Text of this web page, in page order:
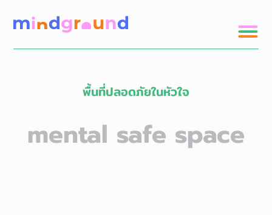
พื้นที่ปลอดภัยในหัวใจ
mental safe space